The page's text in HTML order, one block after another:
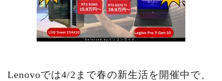
Lenovoでは4/2まで春の新生活を開催中で、